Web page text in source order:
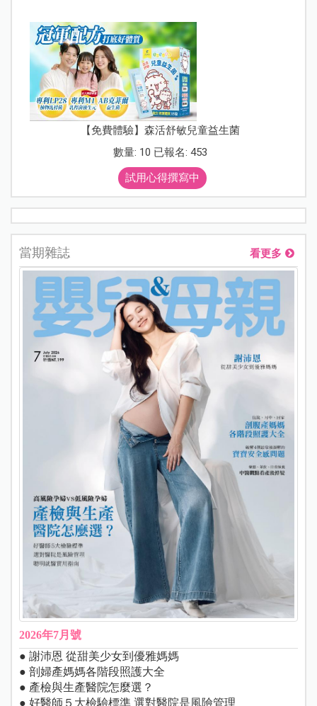
【免費體驗】森活舒敏兒童益生菌
數量: 10 已報名: 453
試用心得撰寫中
當期雜誌 看更多
2026年7月號
● 謝沛恩 從甜美少女到優雅媽媽
● 剖婦產媽媽各階段照護大全
● 產檢與生產醫院怎麼選？
● 好醫師５大檢驗標準 選對醫院是風險管理